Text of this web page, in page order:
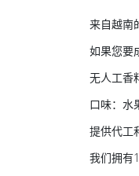
来自越南
如果您要
无人工香
口味：水
提供代工
我们拥有